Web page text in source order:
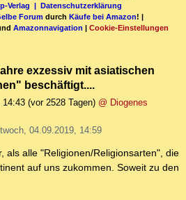
Verlag | Datenschutzerklärung
Forum durch Käufe bei Amazon! |
Amazonnavigation | Cookie-Einstellungen
exzessiv mit asiatischen
beschäftigt....
14:43 (vor 2528 Tagen) @ Diogenes
04.09.2019, 14:59
als alle "Religionen/Religionsarten", die
auf uns zukommen. Soweit zu den